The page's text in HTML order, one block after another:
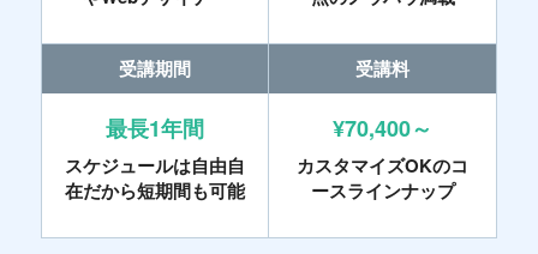
受講期間
最長1年間
スケジュールは自由自
在だから短期間も可能
受講料
¥70,400～
カスタマイズOKのコ
ースラインナップ